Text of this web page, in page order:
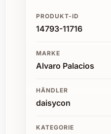
PRODUKT-ID
14793-11716
MARKE
Alvaro Palacios
HÄNDLER
daisycon
KATEGORIE